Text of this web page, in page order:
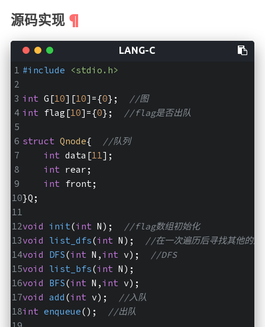
源码实现
#include <stdio.h>
int G[10][10]={0};
//图
int flag[10]={0}; //flag是否出队
struct Qnode{
//队列
int data[11];
int rear;
int front;
}Q;
void init(int N) ;
//flag数组初始化
void
list_dfs(int N) ;
//在一次遍历后寻找其他的连
void
DFS(int N, int v) ;
//DFS
void
list_bfs(int N) ;
void
BFS(int N, int v) ;
void add (int v) ;
//入队
int enqueue() ; //出队